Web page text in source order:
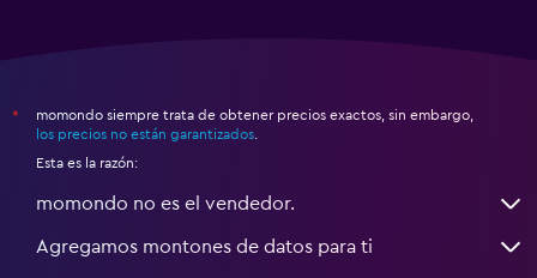
*
momondo siempre trata de obtener precios exactos, sin embargo,
los precios no están garantizados
Esta es la razón:
momondo no es el vendedor.
Agregamos montones de datos para ti